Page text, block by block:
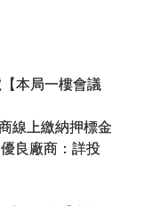
本局一樓會議
線上繳納押標金
良廠商：詳投